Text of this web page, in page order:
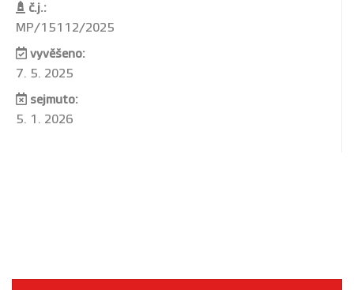
č.j.:
MP/15112/2025
vyvěšeno:
7. 5. 2025
sejmuto:
5. 1. 2026